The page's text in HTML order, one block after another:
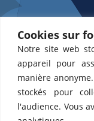
Cookies sur
Notre site web
appareil pour
manière
stockés pour
l'audience. Vous
ETTS 365 SL, Rambla
Partenaires de l'